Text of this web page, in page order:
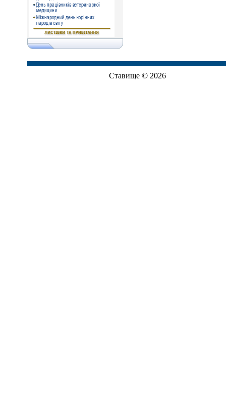
Ставище © 2026